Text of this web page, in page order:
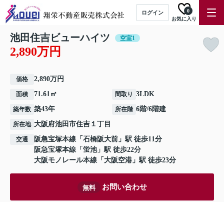
ログイン
お気に入り
0
池田住吉ビューハイツ 空室1
2,890万円
価格 2,890万円
面積 71.61㎡ 間取り 3LDK
築年数 築43年 所在階 6階/6階建
所在地 大阪府池田市住吉 １丁目
交通 阪急宝塚本線 「 石橋阪大前 」駅 徒歩11分
阪急宝塚本線 「 蛍池」駅 徒歩22分
大阪モノレール本線 「 大阪空港 」駅 徒歩23分
無料 お問い合わせ